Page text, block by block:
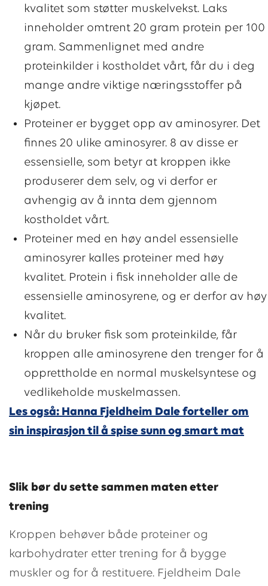
kvalitet som støtter muskelvekst. Laks
inneholder omtrent 20 gram protein per 100
gram. Sammenlignet med andre
proteinkilder i kostholdet vårt, får du i deg
mange andre viktige næringsstoffer på
kjøpet.
Proteiner er bygget opp av aminosyrer. Det
finnes 20 ulike aminosyrer. 8 av disse er
essensielle, som betyr at kroppen ikke
produserer dem selv, og vi derfor er
avhengig av å innta dem gjennom
kostholdet vårt.
Proteiner med en høy andel essensielle
aminosyrer kalles proteiner med høy
kvalitet. Protein i fisk inneholder alle de
essensielle aminosyrene, og er derfor av høy
kvalitet.
Når du bruker fisk som proteinkilde, får
kroppen alle aminosyrene den trenger for å
opprettholde en normal muskelsyntese og
vedlikeholde muskelmassen.
Les også: Hanna Fjeldheim Dale forteller om
sin inspirasjon til å spise sunn og smart mat
Slik bør du sette sammen maten etter
trening
Kroppen behøver både proteiner og
karbohydrater etter trening for å bygge
muskler og for å restituere. Fjeldheim Dale